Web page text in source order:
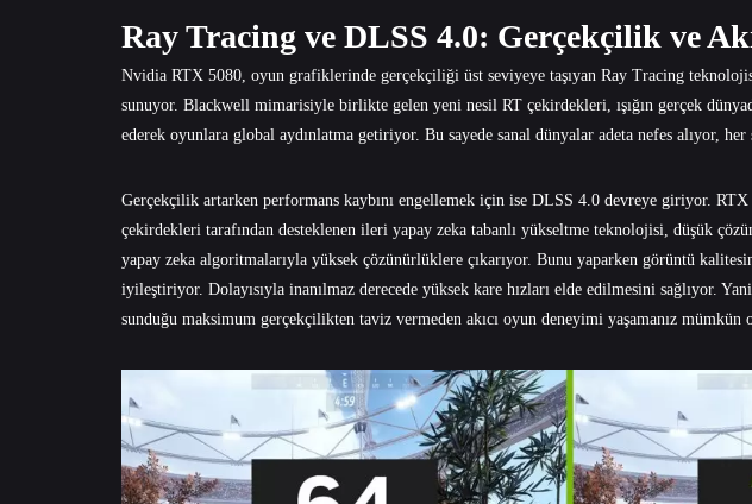
Ray Tracing ve DLSS 4.0: Gerçekçilik ve
Nvidia RTX 5080, oyun grafiklerinde gerçekçiliği üst seviyeye taşıyan Ray Tracing
sunuyor. Blackwell mimarisiyle birlikte gelen yeni nesil RT çekirdekleri, ışığın gerçek
ederek oyunlara global aydınlatma getiriyor. Bu sayede sanal dünyalar adeta nefes alıyor, her
Gerçekçilik artarken performans kaybını engellemek için ise DLSS 4.0 devreye giriyor.
çekirdekleri tarafından desteklenen ileri yapay zeka tabanlı yükseltme teknolojisi, düşük
yapay zeka algoritmalarıyla yüksek çözünürlüklere çıkarıyor. Bunu yaparken görüntü
iyileştiriyor. Dolayısıyla inanılmaz derecede yüksek kare hızları elde edilmesini sağlıyor.
sunduğu maksimum gerçekçilikten taviz vermeden akıcı oyun deneyimi yaşamanız mümkün